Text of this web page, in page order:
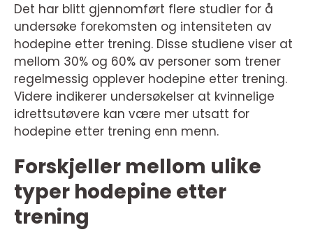
Det har blitt gjennomført flere studier for å
undersøke forekomsten og intensiteten av
hodepine etter trening. Disse studiene viser at
mellom 30% og 60% av personer som trener
regelmessig opplever hodepine etter trening.
Videre indikerer undersøkelser at kvinnelige
idrettsutøvere kan være mer utsatt for
hodepine etter trening enn menn.
Forskjeller mellom ulike
typer hodepine etter
trening